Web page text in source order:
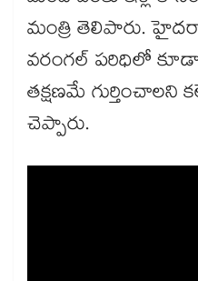
మంత్రి తెలిపారు.
వరంగల్ పరిధిలో కూడా
తక్షణమే గుర్తించాలని
చెప్పారు.